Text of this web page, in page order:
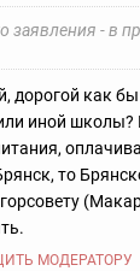
заявления - в
дорогой как
или иной
то
МОДЕРАТОРУ